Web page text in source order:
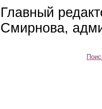
Главный
Смирнова,